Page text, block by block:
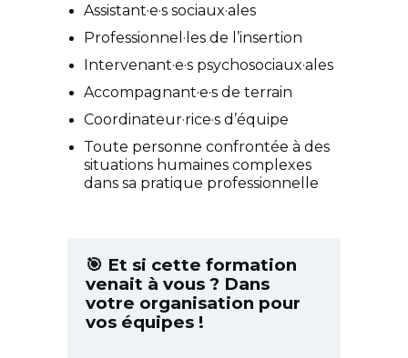
Assistant·e·s sociaux·ales
Professionnel·les de l’insertion
Intervenant·e·s psychosociaux·ales
Accompagnant·e·s de terrain
Coordinateur·rice·s d’équipe
Toute personne confrontée à des
situations humaines complexes
dans sa pratique professionnelle
🎯 Et si cette formation
venait à vous ? Dans
votre organisation pour
vos équipes !